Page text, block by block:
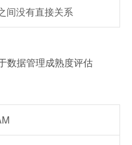
间没有直接关系
数据管理成熟度评估